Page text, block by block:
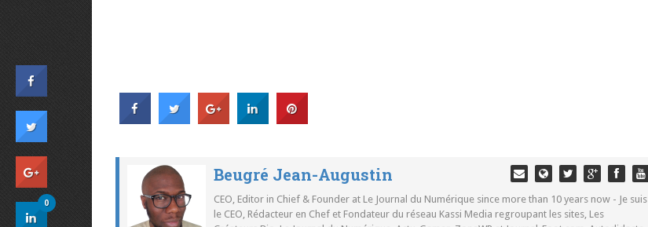
Beugré Jean-Augustin
CEO, Editor in Chief & Founder at Le Journal du Numérique since more than 10 years now - Je suis
le CEO, Rédacteur en Chef et Fondateur du réseau Kassi Media regroupant les sites, Les
0